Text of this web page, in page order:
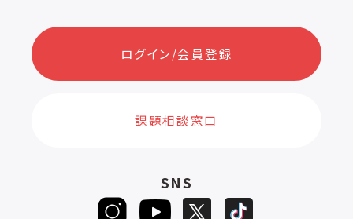
ログイン/会員登録
課題相談窓口
SNS